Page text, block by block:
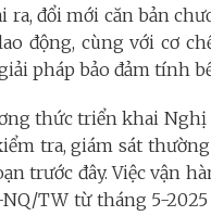
ra, đổi mới căn bản
động, cùng với cơ
pháp bảo đảm tính
thức triển khai Nghị
tra, giám sát
trước đây. Việc vận
NQ/TW từ tháng 5-